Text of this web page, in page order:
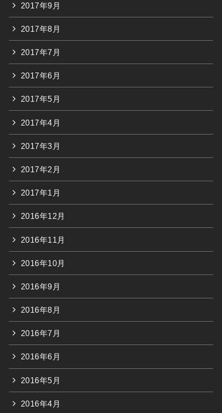
2017年9月
2017年8月
2017年7月
2017年6月
2017年5月
2017年4月
2017年3月
2017年2月
2017年1月
2016年12月
2016年11月
2016年10月
2016年9月
2016年8月
2016年7月
2016年6月
2016年5月
2016年4月